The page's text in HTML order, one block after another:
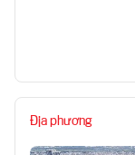
Địa phương